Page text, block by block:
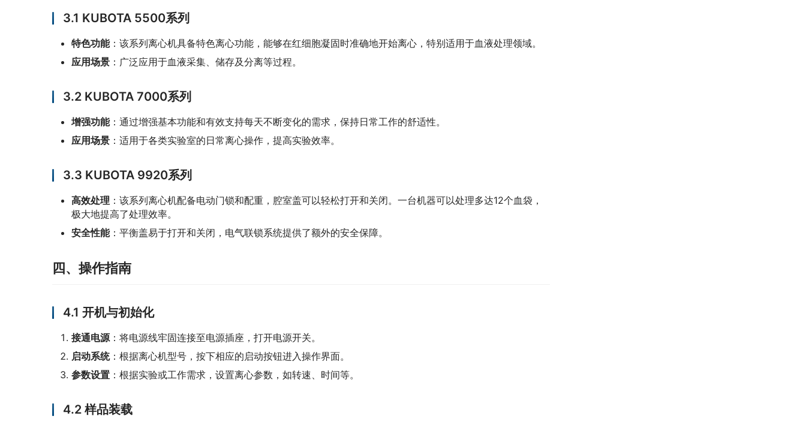
3.1 KUBOTA 5500系列
特色功能‌：该系列离心机具备特色离心功能，能够在红细胞凝固时准确地开始离心，特别适用于血液处理领域。
应用场景 ‌：广泛应用于血液采集、储存及分离等过程。
3.2 KUBOTA 7000系列
增强功能‌：通过增强基本功能和有效支持每天不断变化的需求，保持日常工作的舒适性。
应用场景 ‌：适用于各类实验室的日常离心操作，提高实验效率。
3.3 KUBOTA 9920系列
高效处理 ‌：该系列离心机配备电动门锁和配重，腔室盖可以轻松打开和关闭。一台机器可以处理多达12个血袋，
极大地提高了处理效率。
安全性能‌：平衡盖易于打开和关闭，电气联锁系统提供了额外的安全保障。
四、操作指南
4.1 开机与初始化
接通电源‌：将电源线牢固连接至电源插座，打开电源开关。
启动系统‌：根据离心机型号，按下相应的启动按钮进入操作界面。
参数设置 ‌：根据实验或工作需求，设置离心参数，如转速、时间等。
4.2 样品装载